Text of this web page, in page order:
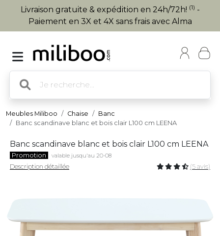
Livraison gratuite & expédition en 24h/72h! (1) -
Paiement en 3X et 4X sans frais avec Alma
Meubles Miliboo Chaise
Banc
Banc scandinave blanc et bois clair L100 cm LEENA
Banc scandinave blanc et bois clair L100 cm LEENA
Promotion valable jusqu'au 20-08
Description détaillée (5 avis)